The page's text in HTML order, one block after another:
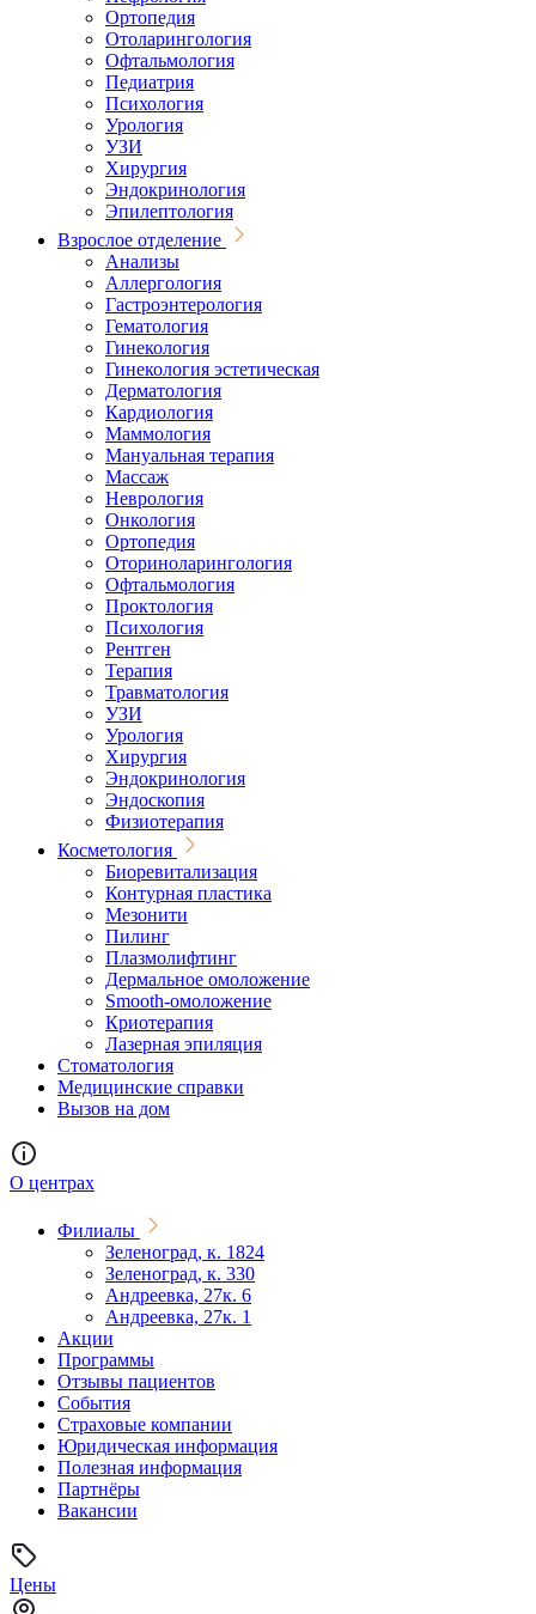
Ортопедия
Отоларингология
Офтальмология
Педиатрия
Психология
Урология
УЗИ
Хирургия
Эндокринология
Эпилептология
Взрослое отделение
Анализы
Аллергология
Гастроэнтерология
Гематология
Гинекология
Гинекология эстетическая
Дерматология
Кардиология
Маммология
Мануальная терапия
Массаж
Неврология
Онкология
Ортопедия
Оториноларингология
Офтальмология
Проктология
Психология
Рентген
Терапия
Травматология
УЗИ
Урология
Хирургия
Эндокринология
Эндоскопия
Физиотерапия
Косметология
Биоревитализация
Контурная пластика
Мезонити
Пилинг
Плазмолифтинг
Дермальное омоложение
Smooth-омоложение
Криотерапия
Лазерная эпиляция
Стоматология
Медицинские справки
Вызов на дом
О центрах
Филиалы
Зеленоград, к. 1824
Зеленоград, к. 330
Андреевка, 27к. 6
Андреевка, 27к. 1
Акции
Программы
Отзывы пациентов
События
Страховые компании
Юридическая информация
Полезная информация
Партнёры
Вакансии
Цены